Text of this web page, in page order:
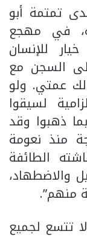
تمتمة أبو
في مهجع
للإنسان
السجن مع
عمتي. ولو
لسيقوا
ذهبوا وقد
منذ نعومة
الطائفة
والاضطهاد،
منهم”.
تتسع لجميع